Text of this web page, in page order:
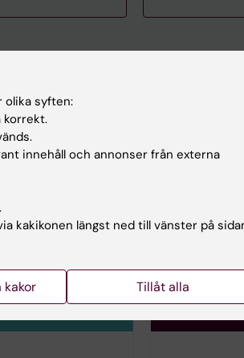
olika syften:
korrekt.
innehåll och annonser från externa
kakikonen längst ned till vänster på
kakor Tillåt alla